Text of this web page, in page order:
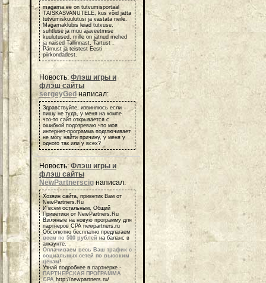
magama.ee on tutvumisportaal
TÄISKASVANUTELE, kus võid jätta
tutvumiskuulutusi ja vastata neile.
Magamaklubis leiad tutvuse,
suhtluse ja muu ajaveetmise
kuulutused, mille on jätnud mehed
ja naised Tallinnast, Tartust ,
Pärnust ja teistest Eesti
piirkondadest.
Новость: Флэш игры и
флэш сайты
sergeyGedнаписал:
Здравствуйте, извиняюсь если
пишу не туда, у меня на компе
что-то сайт открывается с
ошибкой подозреваю что моя
интернет-программа подглючивает
не могу найти причину, у меня у
одного так или у всех?
Новость: Флэш игры и
флэш сайты
NewPartnerscig написал:
Хозяин сайта, приветик Вам от
NewPartners.Ru
И всем остальным, Общий
Приветики от NewPartners.Ru
Взгляньте на новую программу для
партнеров СРА newpartners.ru
Обсолютно бесплатно предлагаем
всем по 500 рублей на баланс в
аккаунте.
Оплачиваем весь Ваш трафик с
социальных сетей по высоким
ценам!
Узнай подробнее в партнерке -
ПАРТНЕРСКАЯ ПРОГРАММА
СРА http://newpartners.ru/